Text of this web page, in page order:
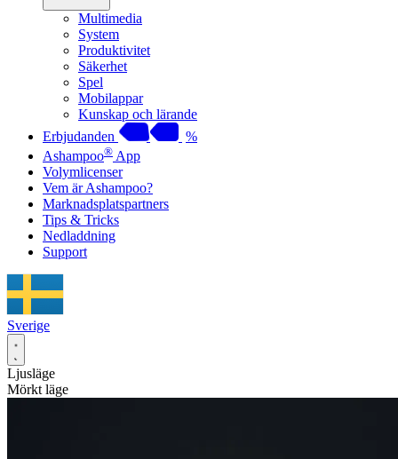
Multimedia
System
Produktivitet
Säkerhet
Spel
Mobilappar
Kunskap och lärande
Erbjudanden
%
Ashampoo® App
Volymlicenser
Vem är Ashampoo?
Marknadsplatspartners
Tips & Tricks
Nedladdning
Support
Sverige
Ljusläge
Mörkt läge